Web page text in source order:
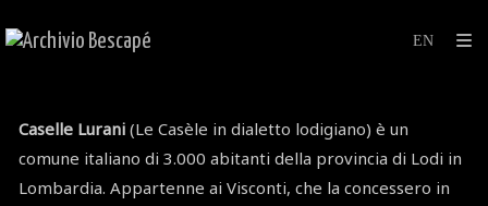
Caselle Lurani (Le Casèle in dialetto lodigiano) è un
comune italiano di 3.000 abitanti della provincia di Lodi in
Lombardia. Appartenne ai Visconti, che la concessero in